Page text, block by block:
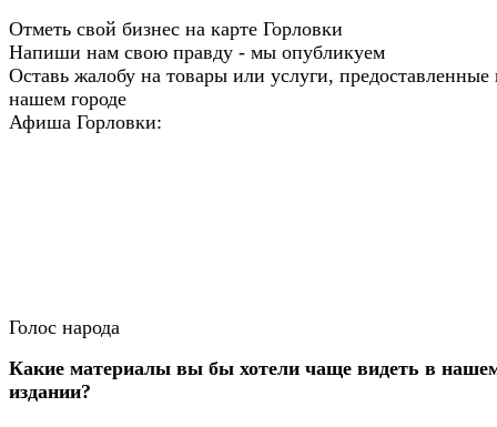
Отметь свой бизнес на карте Горловки
Напиши нам свою правду - мы опубликуем
Оставь жалобу на товары или услуги, предоставленные
нашем городе
Афиша Горловки:
Голос народа
Какие материалы вы бы хотели чаще видеть в
издании?